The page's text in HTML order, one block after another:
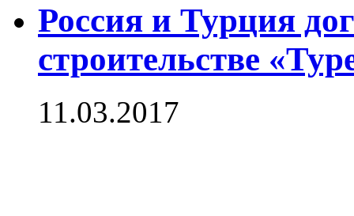
Россия и Турция
строительстве
11.03.2017